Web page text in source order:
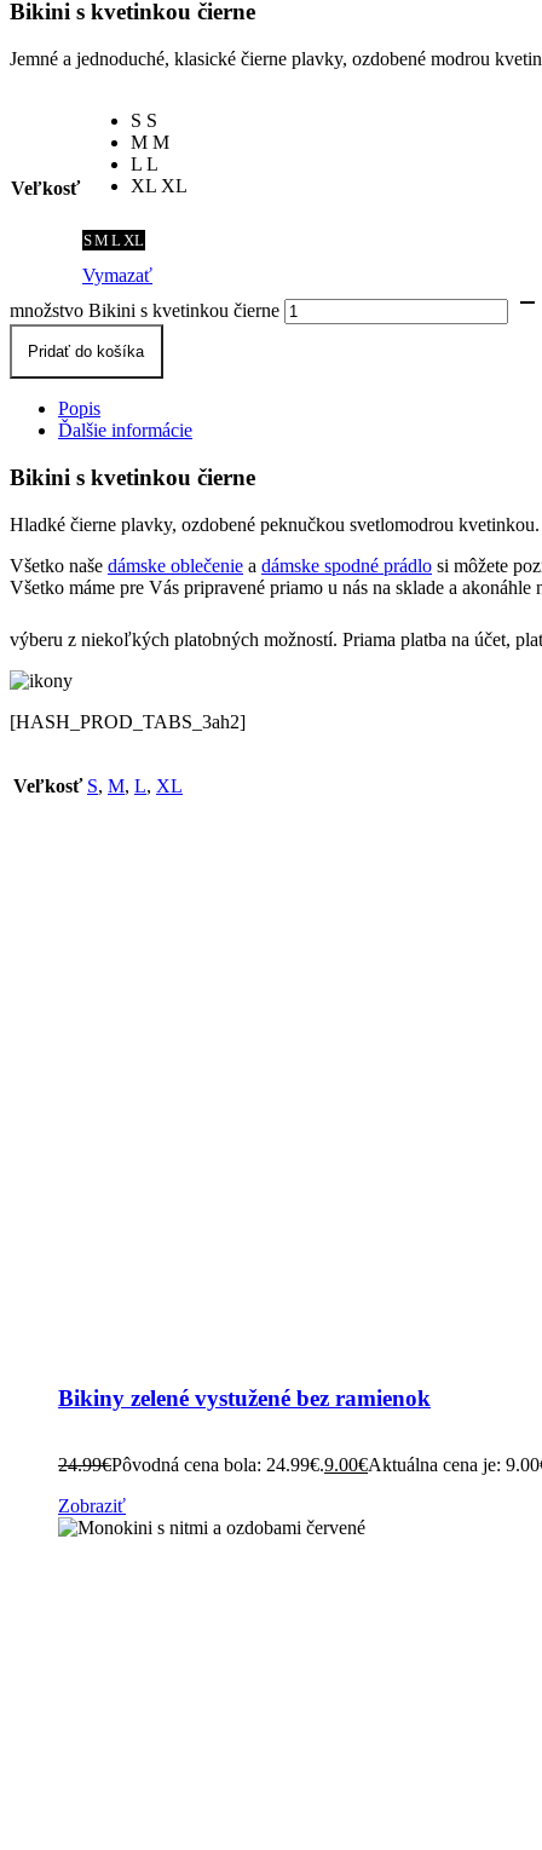
Bikini s kvetinkou čierne
Jemné a jednoduché, klasické čierne plavky, ozdobené modrou
Veľkosť
S S
M M
L L
XL XL
SM LXL
Vymazať
množstvo Bikini s kvetinkou čierne
Pridať do košíka
Popis
Ďalšie informácie
Bikini s kvetinkou čierne
Hladké čierne plavky, ozdobené peknučkou svetlomodrou
Všetko naše dámske oblečenie a dámske spodné prádlo si môžete
Všetko máme pre Vás pripravené priamo u nás na sklade a
výberu z niekoľkých platobných možností. Priama platba na účet,
[HASH_PROD_TABS_3ah2]
Veľkosť S, M, L, XL
Bikiny zelené vystužené bez ramienok
24.99€Pôvodná cena bola: 24.99€.9.00€Aktuálna cena je:
Zobraziť